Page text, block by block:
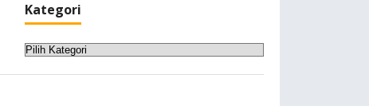
Kategori
Kategori